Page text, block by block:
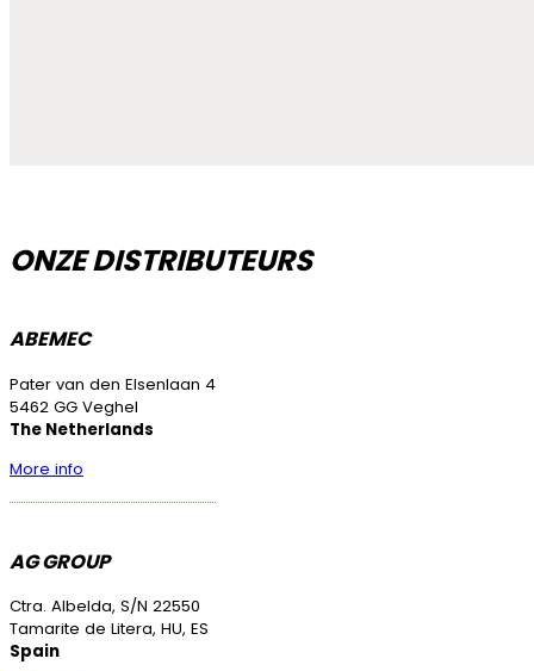
ONZE DISTRIBUTEURS
ABEMEC
Pater van den Elsenlaan 4
5462 GG Veghel
The Netherlands
More info
AG GROUP
Ctra. Albelda, S/N 22550
Tamarite de Litera, HU, ES
Spain